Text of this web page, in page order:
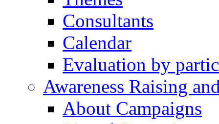
Consultants
Calendar
Evaluation by
Awareness Raising
About Campaigns